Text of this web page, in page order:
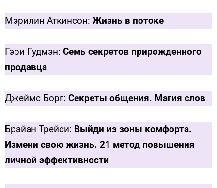
Мэрилин Аткинсон: Жизнь в потоке
Гэри Гудмэн: Семь секретов прирожденного
продавца
Джеймс Борг: Секреты общения. Магия слов
Брайан Трейси: Выйди из зоны комфорта.
Измени свою жизнь. 21 метод повышения
личной эффективности